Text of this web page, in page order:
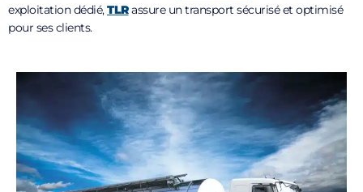
exploitation dédié,TLRassure un transport sécurisé et optimisé
pour ses clients.